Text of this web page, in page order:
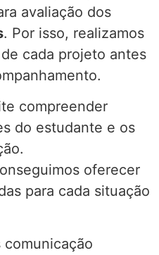
avaliação dos
. Por isso, realizamos
cada projeto antes
compreender
do estudante e os
oferecer
para cada situação
comunicação